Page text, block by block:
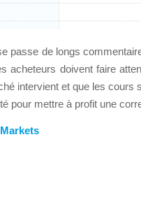
passe de longs
acheteurs doivent faire
intervient et que les
pour mettre à profit une